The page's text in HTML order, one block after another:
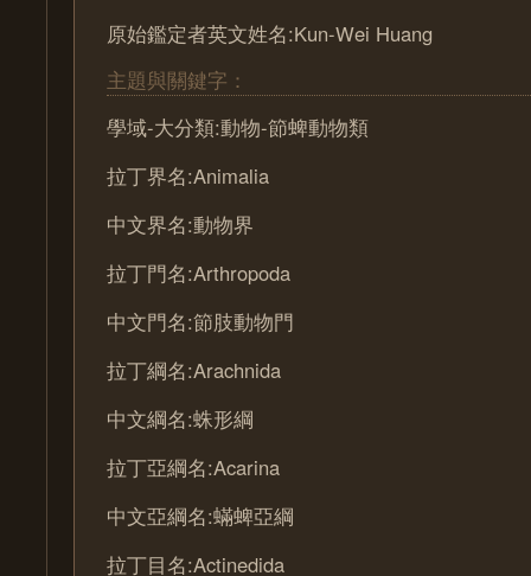
原始鑑定者英文姓名:Kun-Wei Huang
主題與關鍵字：
學域-大分類:動物-節蜱動物類
拉丁界名:Animalia
中文界名:動物界
拉丁門名:Arthropoda
中文門名:節肢動物門
拉丁綱名:Arachnida
中文綱名:蛛形綱
拉丁亞綱名:Acarina
中文亞綱名:蟎蜱亞綱
拉丁目名:Actinedida